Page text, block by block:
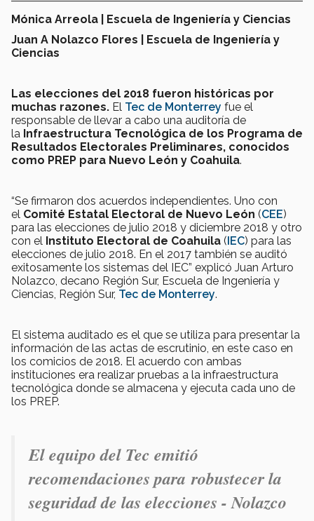
Mónica Arreola | Escuela de Ingeniería y Ciencias
Juan A Nolazco Flores
| Escuela de Ingeniería y
Ciencias
Las elecciones del 2018 fueron históricas por
muchas razones. El Tec de Monterrey fue el
responsable de llevar a cabo una auditoría de
la Infraestructura Tecnológica de los Programa de
Resultados Electorales Preliminares, conocidos
como PREP para Nuevo León y Coahuila.
“Se firmaron dos acuerdos independientes. Uno con
el Comité Estatal Electoral de Nuevo León (CEE)
para las elecciones de julio 2018 y diciembre 2018 y otro
con el Instituto Electoral de Coahuila (IEC) para las
elecciones de julio 2018. En el 2017 también se auditó
exitosamente los sistemas del IEC” explicó Juan Arturo
Nolazco, decano Región Sur, Escuela de Ingeniería y
Ciencias, Región Sur, Tec de Monterrey.
El sistema auditado es el que se utiliza para presentar la
información de las actas de escrutinio, en este caso en
los comicios de 2018. El acuerdo con ambas
instituciones era realizar pruebas a la infraestructura
tecnológica donde se almacena y ejecuta cada uno de
los PREP.
El equipo del Tec emitió
recomendaciones para robustecer la
seguridad de las elecciones - Nolazco